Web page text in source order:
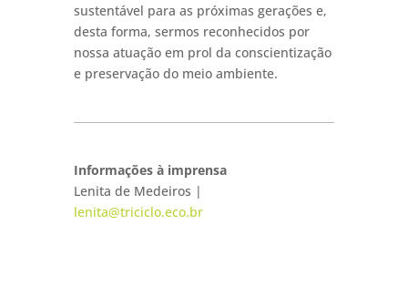
sustentável para as próximas gerações e,
desta forma, sermos reconhecidos por
nossa atuação em prol da conscientização
e preservação do meio ambiente.
Informações à imprensa
Lenita de Medeiros |
lenita@triciclo.eco.br